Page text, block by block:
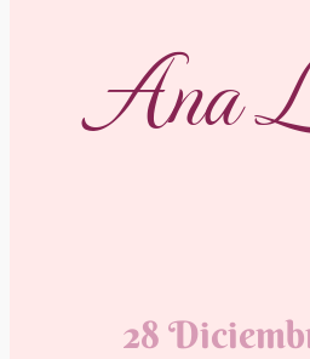
Ana
28